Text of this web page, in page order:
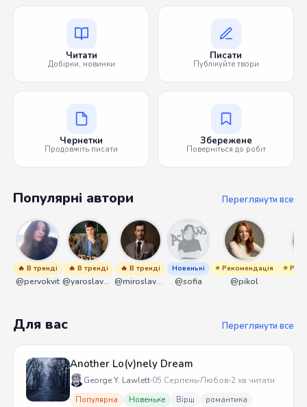
Читати
Добірки, новинки
Писати
Публікуйте твори
Чернетки
Продовжіть писати
Збережене
Поверніться до робіт
Популярні автори Переглянути все
🔥 В тренді
@pervokvit
🔥 В тренді
@yaroslavbrunko
🔥 В тренді
@miroslavmaniyk
Новенькі
@sofia
⭐ Рекомендація
@pikol
⭐
Для вас Переглянути все
Another Lo(v)nely Dream
George Y. Lawlett 05 СерпеньЛюбов 2 хв читати
Популярна Новеньке Вірш романтика